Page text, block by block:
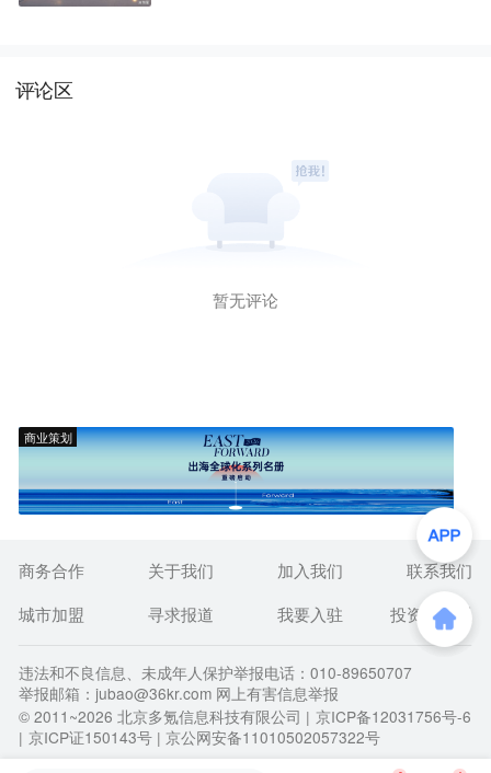
评论区
暂无评论
商业策划
商务合作 关于我们 加入我们
联系我们
城市加盟
寻求报道 我要入驻 投资者关系
违法和不良信息、未成年人保护举报电话：010-89650707
举报邮箱：jubao@36kr.com 网上有害信息举报
© 2011~2026 北京多氪信息科技有限公司 | 京ICP备12031756号-6
| 京ICP证150143号 | 京公网安备11010502057322号